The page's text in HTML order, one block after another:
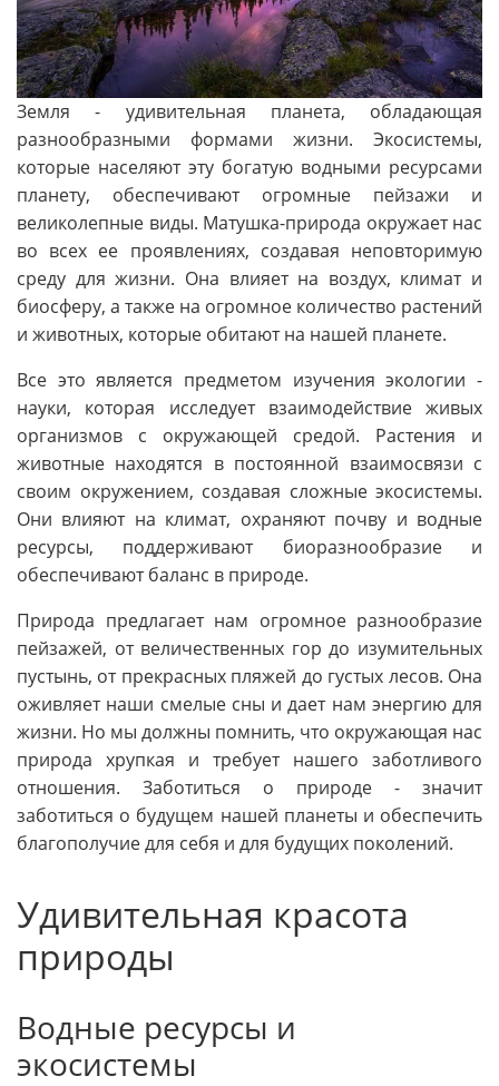
Земля - удивительная планета, обладающая
разнообразными формами жизни. Экосистемы,
которые населяют эту богатую водными ресурсами
планету, обеспечивают огромные пейзажи и
великолепные виды. Матушка-природа окружает нас
во всех ее проявлениях, создавая неповторимую
среду для жизни. Она влияет на воздух, климат и
биосферу, а также на огромное количество растений
и животных, которые обитают на нашей планете.
Все это является предметом изучения экологии -
науки, которая исследует взаимодействие живых
организмов с окружающей средой. Растения и
животные находятся в постоянной взаимосвязи с
своим окружением, создавая сложные экосистемы.
Они влияют на климат, охраняют почву и водные
ресурсы, поддерживают биоразнообразие и
обеспечивают баланс в природе.
Природа предлагает нам огромное разнообразие
пейзажей, от величественных гор до изумительных
пустынь, от прекрасных пляжей до густых лесов. Она
оживляет наши смелые сны и дает нам энергию для
жизни. Но мы должны помнить, что окружающая нас
природа хрупкая и требует нашего заботливого
отношения. Заботиться о природе - значит
заботиться о будущем нашей планеты и обеспечить
благополучие для себя и для будущих поколений.
Удивительная красота
природы
Водные ресурсы и
экосистемы